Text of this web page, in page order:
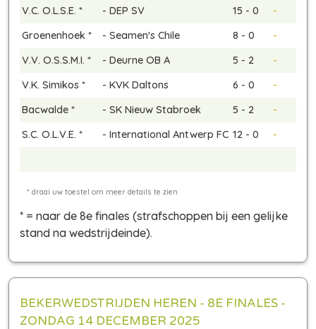
V.C. O.L.S.E. *
- DEP SV 15 - 0
-
Groenenhoek *
- Seamen's Chile 8 - 0
-
V.V. O.S.S.M.I. *
- Deurne OB A 5 - 2
-
V.K. Simikos *
- KVK Daltons 6 - 0
-
Bacwalde *
- SK Nieuw Stabroek 5 - 2
-
S.C. O.L.V.E. *
- International Antwerp FC 12 - 0 -
* = naar de 8e finales (strafschoppen bij een gelijke
stand na wedstrijdeinde).
BEKERWEDSTRIJDEN HEREN - 8E FINALES -
ZONDAG 14 DECEMBER 2025